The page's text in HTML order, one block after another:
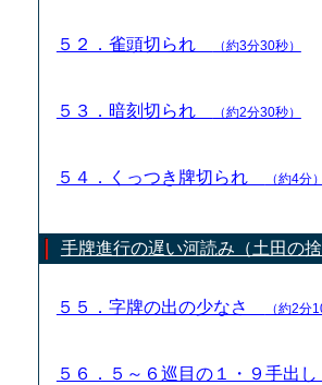
５２．雀頭切られ （約3分30秒）
５３．暗刻切られ （約2分30秒）
５４．くっつき牌切られ （約4分）
手牌進行の遅い河読み（土田の捨
５５．字牌の出の少なさ （約2分
５６．５～６巡目の１・９手出